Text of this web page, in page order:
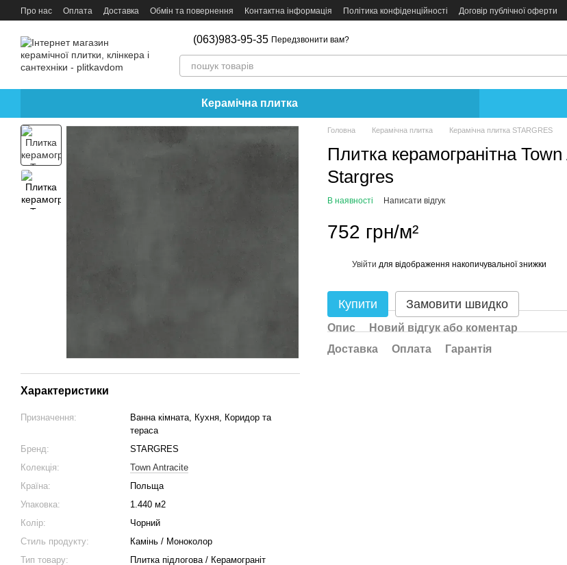
Перейти до основного контенту
Про нас Оплата Доставка Обмін та повернення Контактна інформація Політика конфіденційності Договір публічної оферти
(063)983-95-35 Передзвонити вам?
Керамічна плитка
Характеристики
Призначення:
Ванна кімната, Кухня, Коридор та
тераса
Бренд:
STARGRES
Колекція:
Town Antracite
Країна:
Польща
Упаковка:
1.440 м2
Колір:
Чорний
Стиль продукту:
Камінь / Моноколор
Тип товару:
Плитка підлогова / Керамограніт
Головна Керамічна плитка Керамічна плитка STARGRES
Плитка керамогранітна
Stargres
В наявності Написати відгук
752 грн/м²
Увійти для відображення накопичувальної знижки
Купити Замовити швидко
Опис
Новий відгук або коментар
Доставка
Оплата Гарантія